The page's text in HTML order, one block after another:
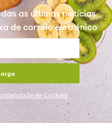
as últimas notícias
de correio eletrónico
de Cookies